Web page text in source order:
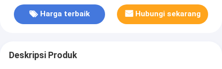
Harga terbaik Hubungi sekarang
Deskripsi Produk